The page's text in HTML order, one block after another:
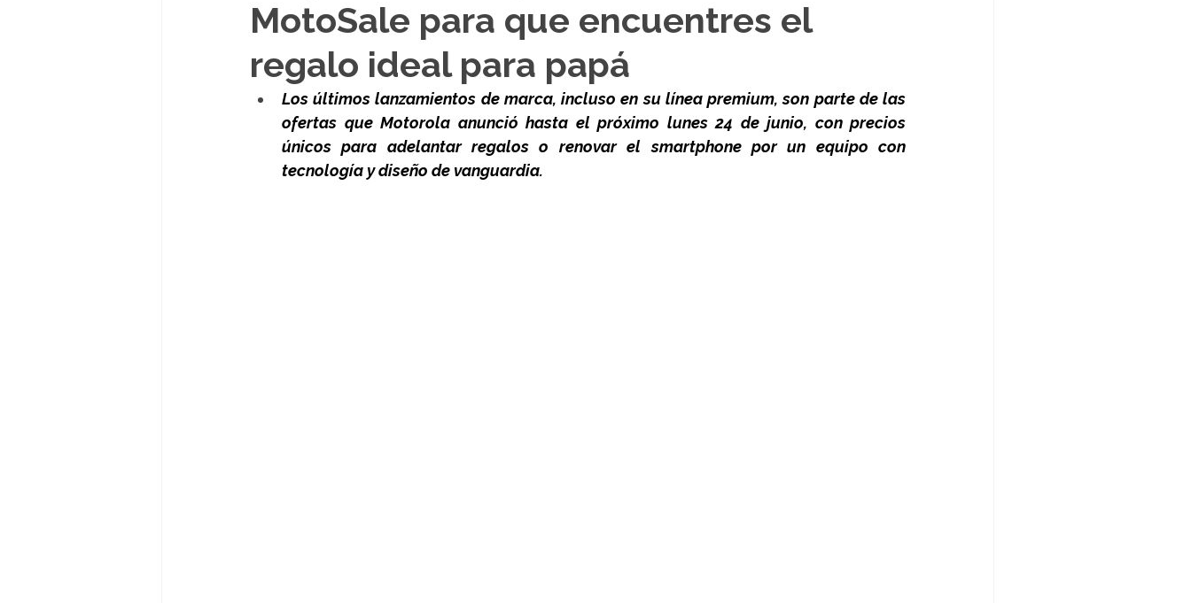
MotoSale para que encuentres el
regalo ideal para papá
Los últimos lanzamientos de marca, incluso en su línea premium, son parte de las
ofertas que Motorola anunció hasta el próximo lunes 24 de junio, con precios
únicos para adelantar regalos o renovar el smartphone por un equipo con
tecnología y diseño de vanguardia.